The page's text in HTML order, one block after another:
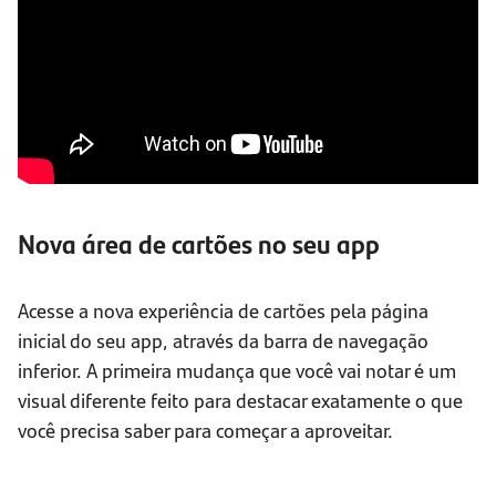
Nova área de cartões no seu app
Acesse a nova experiência de cartões pela página
inicial do seu app, através da barra de navegação
inferior. A primeira mudança que você vai notar é um
visual diferente feito para destacar exatamente o que
você precisa saber para começar a aproveitar.